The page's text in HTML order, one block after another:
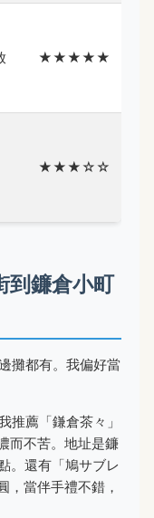
★★★★★
★★★☆☆
到鐮倉小町
攤都有。我偏好當
推薦「鎌倉茶々」
而不苦。地址是鐮
。還有「鳩サブレ
，當伴手禮不錯，